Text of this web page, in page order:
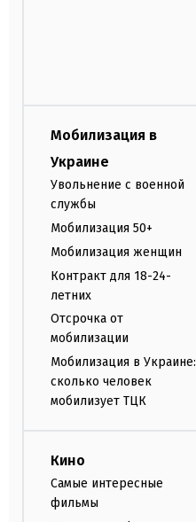
Мобилизация в
Украине
Увольнение с военной
службы
Мобилизация 50+
Мобилизация женщин
Контракт для 18-24-
летних
Отсрочка от
мобилизации
Мобилизация в Украине:
сколько человек
мобилизует ТЦК
Кино
Самые интересные
фильмы